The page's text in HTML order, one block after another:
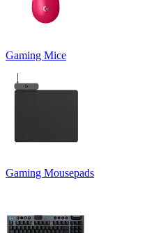
Gaming Mice
Gaming Mousepads